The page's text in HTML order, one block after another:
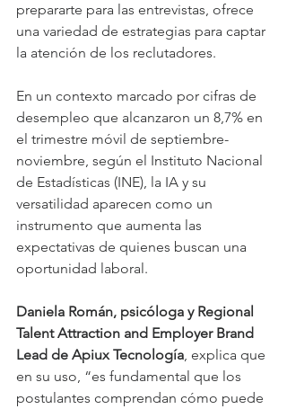
prepararte para las entrevistas, ofrece
una variedad de estrategias para captar
la atención de los reclutadores.
En un contexto marcado por cifras de
desempleo que alcanzaron un 8,7% en
el trimestre móvil de septiembre-
noviembre, según el Instituto Nacional
de Estadísticas (INE), la IA y su
versatilidad aparecen como un
instrumento que aumenta las
expectativas de quienes buscan una
oportunidad laboral.
Daniela Román, psicóloga y Regional
Talent Attraction and Employer Brand
Lead de Apiux Tecnología, explica que
en su uso, “es fundamental que los
postulantes comprendan cómo puede